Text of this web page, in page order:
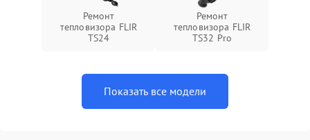
Ремонт
тепловизора FLIR
TS24
Ремонт
тепловизора FLIR
TS32 Pro
Показать все модели